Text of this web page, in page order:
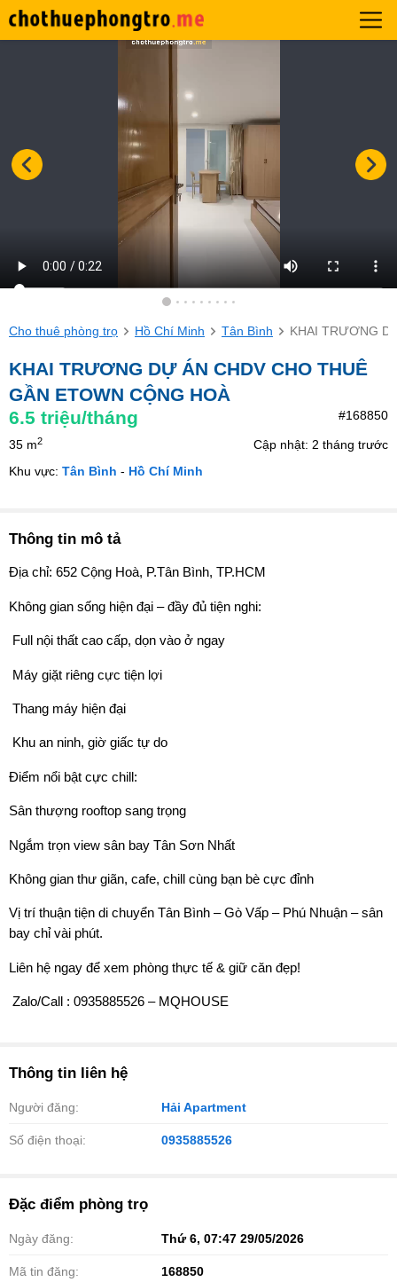
Cho thuê phòng trọ Hồ Chí Minh Tân Bình KHAI TRƯƠNG
KHAI TRƯƠNG DỰ ÁN CHDV CHO THUÊ
GẦN ETOWN CỘNG HOÀ
6.5 triệu/tháng #168850
35 m2
Cập nhật: 2 tháng trước
Khu vực: Tân Bình - Hồ Chí Minh
Thông tin mô tả
Địa chỉ: 652 Cộng Hoà, P.Tân Bình, TP.HCM
Không gian sống hiện đại – đầy đủ tiện nghi:
️ Full nội thất cao cấp, dọn vào ở ngay
️ Máy giặt riêng cực tiện lợi
️ Thang máy hiện đại
️ Khu an ninh, giờ giấc tự do
Điểm nổi bật cực chill:
Sân thượng rooftop sang trọng
Ngắm trọn view sân bay Tân Sơn Nhất
Không gian thư giãn, cafe, chill cùng bạn bè cực đỉnh
Vị trí thuận tiện di chuyển Tân Bình – Gò Vấp – Phú Nhuận – sân
bay chỉ vài phút.
Liên hệ ngay để xem phòng thực tế & giữ căn đẹp!
️ Zalo/Call : 0935885526 – MQHOUSE
Thông tin liên hệ
Người đăng: Hải Apartment
Số điện thoại: 0935885526
Đặc điểm phòng trọ
Ngày đăng: Thứ 6, 07:47 29/05/2026
Mã tin đăng: 168850